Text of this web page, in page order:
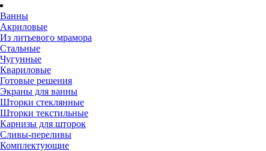
Ванны
Акриловые
Из литьевого мрамора
Стальные
Чугунные
Квариловые
Готовые решения
Экраны для ванны
Шторки стеклянные
Шторки текстильные
Карнизы для шторок
Сливы-переливы
Комплектующие